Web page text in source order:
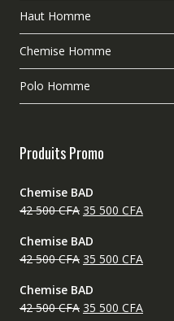
Haut Homme
Chemise Homme
Polo Homme
Produits Promo
Chemise BAD
42 500CFA Le
initial
était :
500 CFA.
35 500 CFALe
est :
Chemise BAD
42 500CFA Le
initial
était :
35 500 CFALe
est :
Chemise BAD
42 500CFA Le
35 500 CFALe